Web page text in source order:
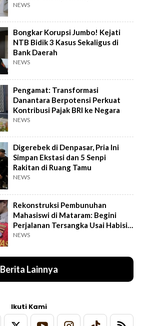
NEWS
Bongkar Korupsi Jumbo! Kejati
NTB Bidik 3 Kasus Sekaligus di
Bank Daerah
NEWS
Pengamat: Transformasi
Danantara Berpotensi Perkuat
Kontribusi Pajak BRI ke Negara
NEWS
Digerebek di Denpasar, Pria Ini
Simpan Ekstasi dan 5 Senpi
Rakitan di Ruang Tamu
NEWS
Rekonstruksi Pembunuhan
Mahasiswi di Mataram: Begini
Perjalanan Tersangka Usai Habisi
Korban
NEWS
Berita Lainnya
Ikuti Kami